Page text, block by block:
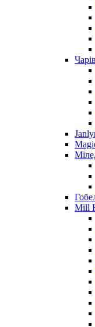
Mill